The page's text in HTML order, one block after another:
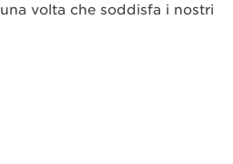
volta che soddisfa i nostri